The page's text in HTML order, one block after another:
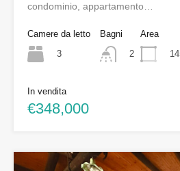
condominio, appartamento…
Camere da letto
3
Bagni
2
Area
In vendita
€348,000